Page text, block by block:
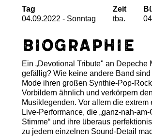
Tag
04.09.2022 - Sonntag
Zeit
tba.
Biographie
Ein „Devotional Tribute" an Depeche
gefällig? Wie keine andere Band sind
Mode ihren großen Synthie-Pop-
Vorbildern ähnlich und verkörpern
Musiklegenden. Vor allem die extrem
Live-Performance, die „ganz-nah-
Stimme“ und ihre überaus
zu jedem einzelnen Sound-Detail